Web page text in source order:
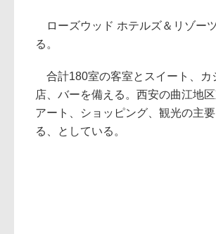
ローズウッド ホテルズ＆リゾー
る。
合計180室の客室とスイート、カ
店、バーを備える。西安の曲江地
アート、ショッピング、観光の主
る、としている。